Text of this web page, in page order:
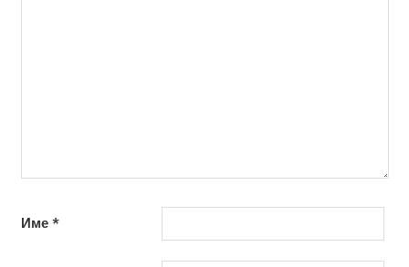
Име *